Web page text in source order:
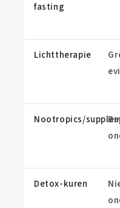
fasting
Lichttherapie
Nootropics/
Detox-kuren